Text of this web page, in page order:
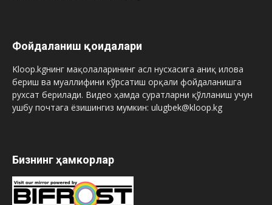
Фойдаланиш қоидалари
Kloop.kgнинг мақолаларининг асл нусхасига аниқ илова
бериш ва муаллифини кўрсатиш орқали фойдаланишга
рухсат берилади. Видео ҳамда суратларни қўлланиш учун
ушбу почтага ёзишингиз мумкин: ulugbek@kloop.kg
Бизнинг ҳамкорлар